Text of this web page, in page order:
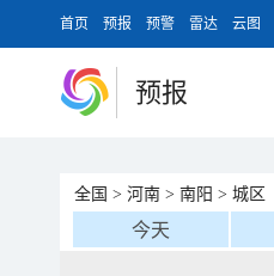
首页 预报 预警 雷达 云图
预报
全国 > 河南 > 南阳 > 城区
今天